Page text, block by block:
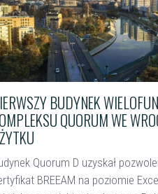
BUDYNEK
QUORUM WE
Quorum D uzyskał
BREEAM na poziomie